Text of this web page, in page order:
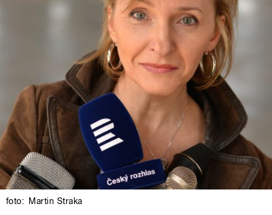
foto: Martin Straka